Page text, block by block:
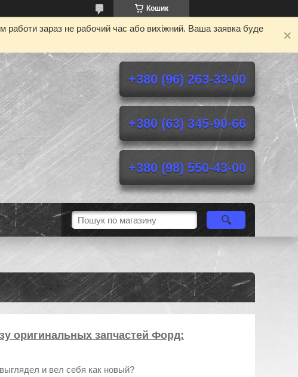
Кошик
работи зараз не рабочий час або вихіжний. Ваша заявка буде
+380 (96) 263-33-00
+380 (63) 345-90-66
+380 (98) 550-43-00
оригинальных запчастей Форд:
и вел себя как новый?